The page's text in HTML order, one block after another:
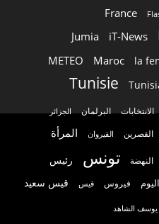
France
iT-News
Jumia
la
Maroc
METEO
Tunisie
الانتخابات البرلمان الجزائر
القصرين القيروان المرأة
النهضة تونس رئيس
فيروس قيس قيس سعيد
يوسف الشاهد